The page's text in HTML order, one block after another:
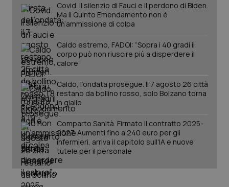
Covid. Il silenzio di Fauci e il perdono di Biden.
Ma il Quinto Emendamento non è
un’ammissione di colpa
Caldo estremo, FADOI: “Sopra i 40 gradi il
corpo può non riuscire più a disperdere il
calore”
Caldo, l’ondata prosegue. Il 7 agosto 26 città
restano da bollino rosso, solo Bolzano torna
in giallo
Comparto Sanità. Firmato il contratto 2025-
2027. Aumenti fino a 240 euro per gli
infermieri, arriva il capitolo sull'IA e nuove
tutele per il personale